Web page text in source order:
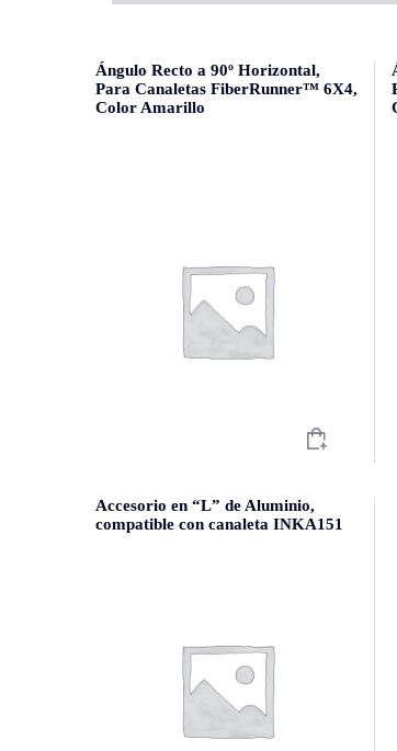
Ángulo Recto a 90º Horizontal,
Para Canaletas FiberRunner™ 6X4,
Color Amarillo
Accesorio en “L” de Aluminio,
compatible con canaleta INKA151